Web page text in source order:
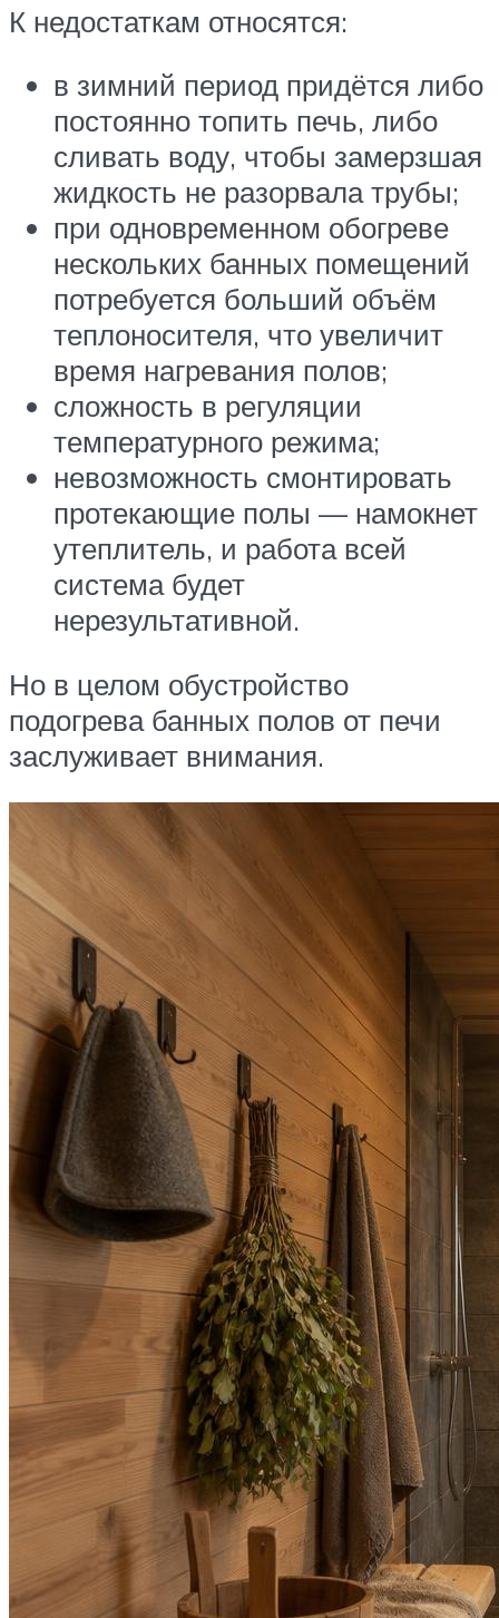
К недостаткам относятся:
в зимний период придётся либо
постоянно топить печь, либо
сливать воду, чтобы замерзшая
жидкость не разорвала трубы;
при одновременном обогреве
нескольких банных помещений
потребуется больший объём
теплоносителя, что увеличит
время нагревания полов;
сложность в регуляции
температурного режима;
невозможность смонтировать
протекающие полы — намокнет
утеплитель, и работа всей
система будет
нерезультативной.
Но в целом обустройство
подогрева банных полов от печи
заслуживает внимания.